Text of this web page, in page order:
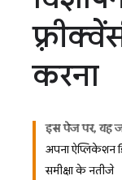
करना
इस पेज पर, यह
अपना ऐप्लिकेशन
समीक्षा के नतीजे